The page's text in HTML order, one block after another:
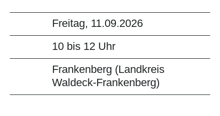
Freitag, 11.09.2026
10 bis 12 Uhr
Frankenberg (Landkreis
Waldeck-Frankenberg)